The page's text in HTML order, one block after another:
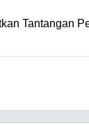
Tantangan